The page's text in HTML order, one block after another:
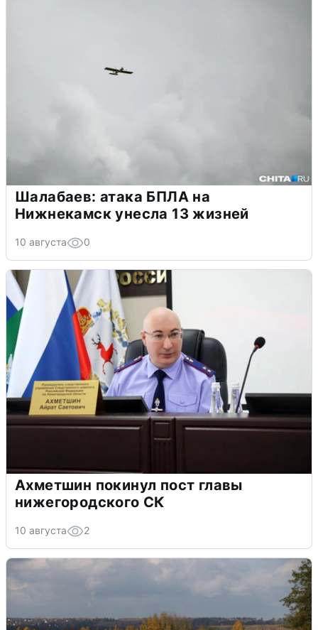
Шалабаев: атака БПЛА на
Нижнекамск унесла 13 жизней
10 августа 0
Ахметшин покинул пост главы
нижегородского СК
10 августа 2